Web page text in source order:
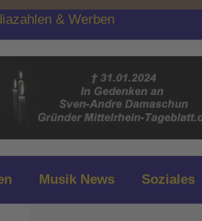
& Werben
Musik News Soziales